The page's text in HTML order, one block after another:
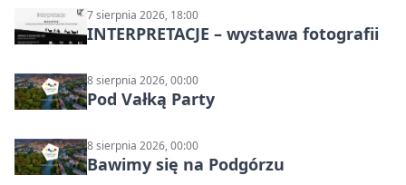
Fotograficznego
7 sierpnia 2026, 18:00
INTERPRETACJE – wystawa fotografii
8 sierpnia 2026, 00:00
Pod Vałką Party
8 sierpnia 2026, 00:00
Bawimy się na Podgórzu